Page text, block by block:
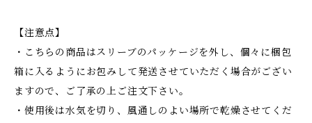
【注意点】
・こちらの商品はスリーブのパッケージを外し、個々に梱包
箱に入るようにお包みして発送させていただく場合がござい
ますので、ご了承の上ご注文下さい。
・使用後は水気を切り、風通しのよい場所で乾燥させてくだ